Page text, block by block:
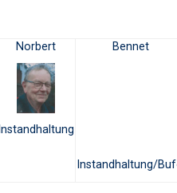
Norbert
Instandhaltung
Bennet
Instandhaltung/